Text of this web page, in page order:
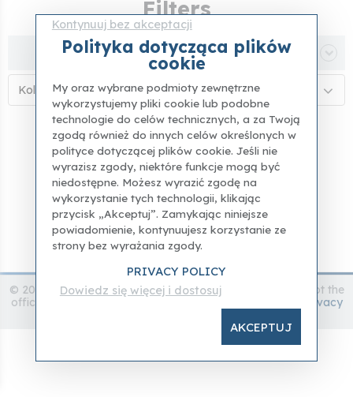
Filters
Filtra
Kolejność alfabetyczna (A–Z)
© 2024 accademia.gallery - All rights reserved - this it is not the
official website of the Accademia Gallery -
Privacy
Kontynuuj bez akceptacji
Polityka dotycząca plików
cookie
My oraz wybrane podmioty zewnętrzne
wykorzystujemy pliki cookie lub podobne
technologie do celów technicznych, a za Twoją
zgodą również do innych celów określonych w
polityce dotyczącej plików cookie. Jeśli nie
wyrazisz zgody, niektóre funkcje mogą być
niedostępne. Możesz wyrazić zgodę na
wykorzystanie tych technologii, klikając
przycisk „Akceptuj”. Zamykając niniejsze
powiadomienie, kontynuujesz korzystanie ze
strony bez wyrażania zgody.
PRIVACY POLICY
Dowiedz się więcej i dostosuj
AKCEPTUJ